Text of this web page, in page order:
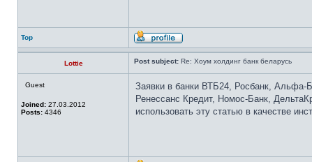
Top
Lottie Post subject: Re: Хоум холдинг банк беларусь
Guest
Joined: 27.03.2012
Posts: 4346
Заявки в банки ВТБ24, Росбанк, Альфа-
Ренессанс Кредит, Номос-Банк,
использовать эту статью в качестве